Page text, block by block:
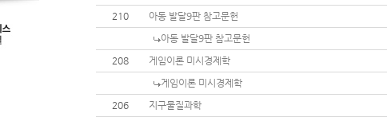
210
아동 발달9판 참고문헌
아동 발달9판 참고문헌
208
게임이론 미시경제학
게임이론 미시경제학
206
지구물질과학